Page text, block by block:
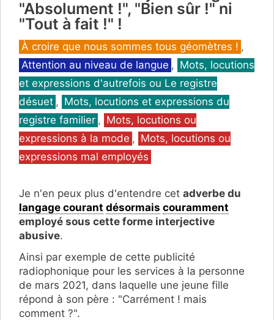
"Absolument !", "Bien sûr !" ni
"Tout à fait !" !
Catégories
À croire que nous sommes tous géomètres ! ,
Attention au niveau de langue , Mots, locutions
et expressions d'autrefois ou Le registre
désuet , Mots, locutions et expressions du
registre familier , Mots, locutions ou
expressions à la mode , Mots, locutions ou
expressions mal employés
Je n'en peux plus d'entendre cet adverbe du
langage courant désormais couramment
employé sous cette forme interjective
abusive.
Ainsi par exemple de cette publicité
radiophonique pour les services à la personne
de mars 2021, dans laquelle une jeune fille
répond à son père : "Carrément ! mais
comment ?".